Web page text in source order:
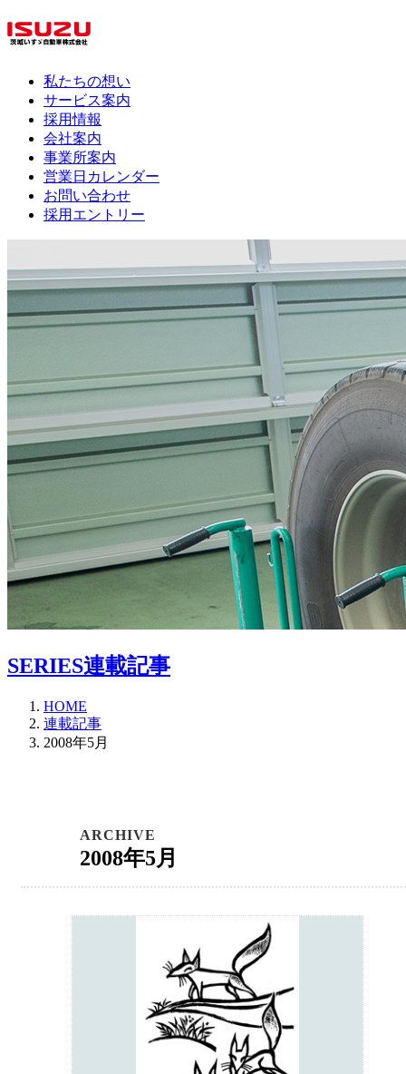
私たちの想い
サービス案内
採用情報
会社案内
事業所案内
営業日カレンダー
お問い合わせ
採用エントリー
SERIES連載記事
HOME
連載記事
2008年5月
ARCHIVE
2008年5月